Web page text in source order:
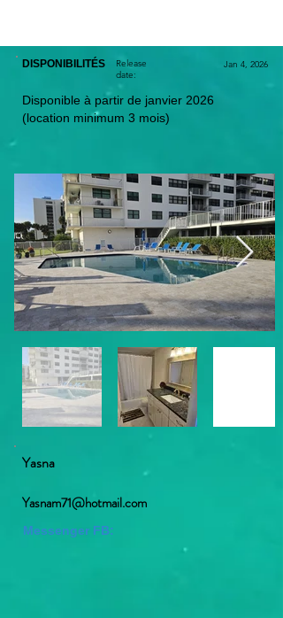
DISPONIBILITÉS
Release
date:
Jan 4, 2026
Disponible à partir de janvier 2026
(location minimum 3 mois)
Yasna
Yasnam71@hotmail.com
Messenger FB: